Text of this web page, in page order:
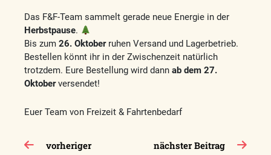
Das F&F-Team sammelt gerade neue Energie in der
Herbstpause.
Bis zum 26. Oktoberruhen Versand und Lagerbetrieb.
Bestellen könnt ihr in der Zwischenzeit natürlich
trotzdem. Eure Bestellung wird dann ab dem 27.
Oktoberversendet!
Euer Team von Freizeit & Fahrtenbedarf
Beitragsnavigation
vorheriger
nächster Beitrag